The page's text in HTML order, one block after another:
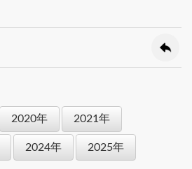
2020年 2021年
2024年 2025年